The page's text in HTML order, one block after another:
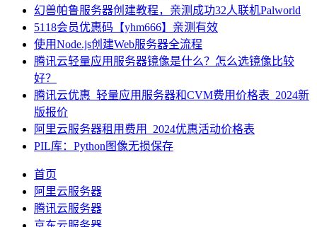
幻兽帕鲁服务器创建教程，亲测成功32人联机Palworld
5118会员优惠码【yhm666】亲测有效
使用Node.js创建Web服务器全流程
腾讯云轻量应用服务器镜像是什么？怎么选镜像比较
好？
腾讯云优惠_轻量应用服务器和CVM费用价格表_2024新
版报价
阿里云服务器租用费用_2024优惠活动价格表
PIL库：Python图像无损保存
首页
阿里云服务器
腾讯云服务器